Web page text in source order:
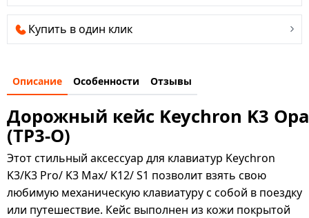
Купить в один клик
Описание Особенности Отзывы
Дорожный кейс Keychron K3
(TP3-O)
Этот стильный аксессуар для клавиатур Keychron
K3/K3 Pro/ K3 Max/ K12/ S1 позволит взять свою
любимую механическую клавиатуру с собой в поездку
или путешествие. Кейс выполнен из кожи покрытой